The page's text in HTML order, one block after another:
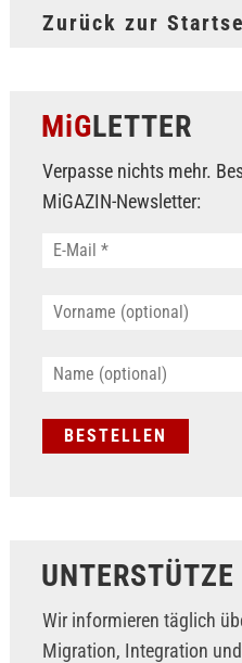
Zurück zur
MiGLETTER
Verpasse nichts mehr.
MiGAZIN-Newsletter:
UNTERSTÜTZE
Wir informieren täglich
Migration, Integration